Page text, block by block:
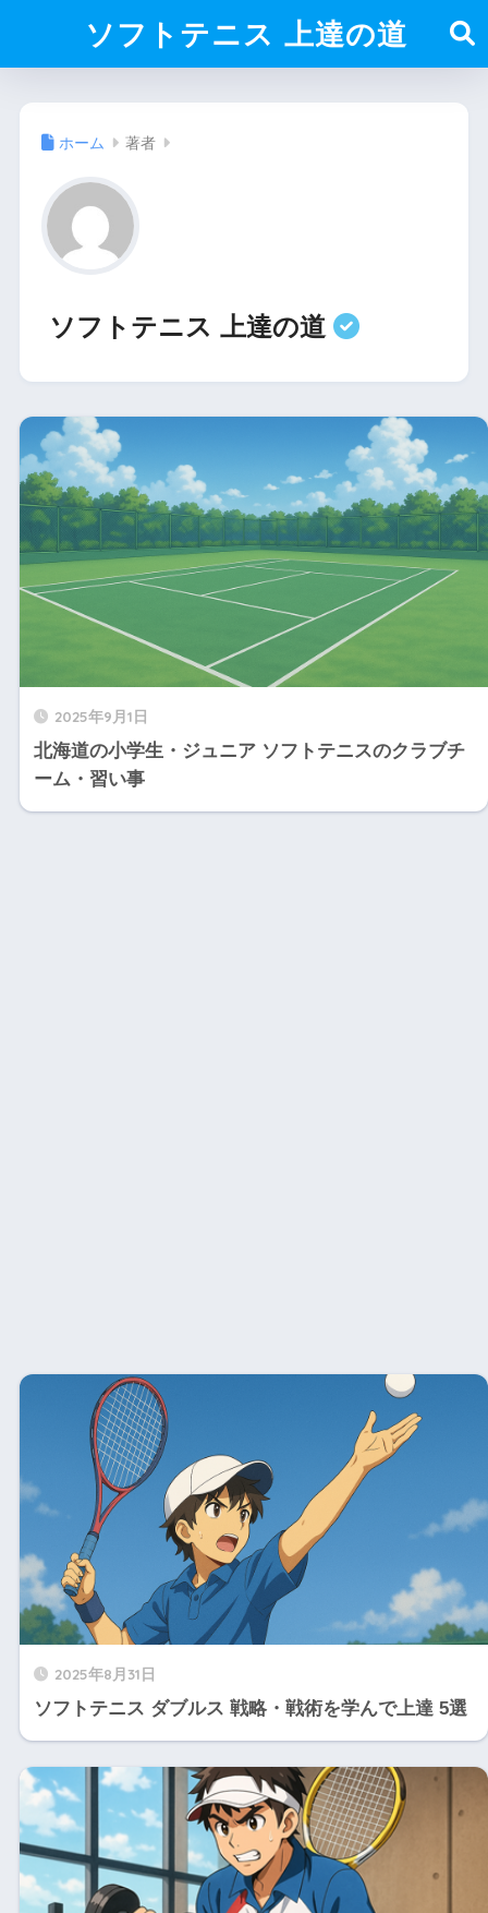
ソフトテニス 上達の道
ホーム 著者
ソフトテニス 上達の道
2025年9月1日
北海道の小学生・ジュニア ソフトテニスのクラブチ
ーム・習い事
2025年8月31日
ソフトテニス ダブルス 戦略・戦術を学んで上達 5選